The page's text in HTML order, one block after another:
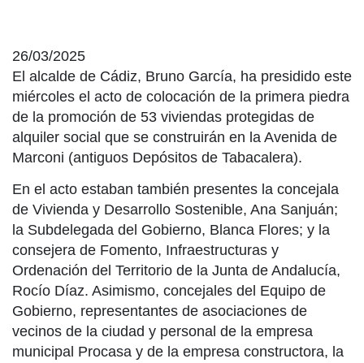
26/03/2025
El alcalde de Cádiz, Bruno García, ha presidido este
miércoles el acto de colocación de la primera piedra
de la promoción de 53 viviendas protegidas de
alquiler social que se construirán en la Avenida de
Marconi (antiguos Depósitos de Tabacalera).
En el acto estaban también presentes la concejala
de Vivienda y Desarrollo Sostenible, Ana Sanjuán;
la Subdelegada del Gobierno, Blanca Flores; y la
consejera de Fomento, Infraestructuras y
Ordenación del Territorio de la Junta de Andalucía,
Rocío Díaz. Asimismo, concejales del Equipo de
Gobierno, representantes de asociaciones de
vecinos de la ciudad y personal de la empresa
municipal Procasa y de la empresa constructora, la